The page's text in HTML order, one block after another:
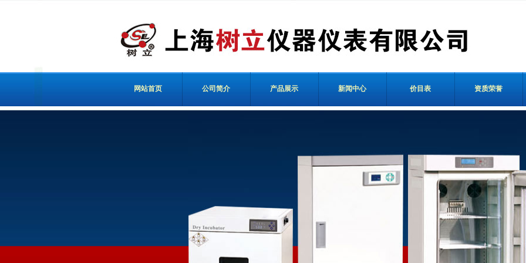
网站首页 公司简介 产品展示 新闻中心 价目表 资质荣誉